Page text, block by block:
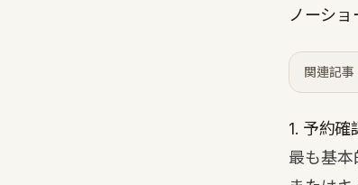
ノーシ
関連記
1. 予約確
最も基